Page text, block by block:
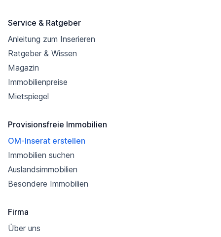
Service & Ratgeber
Anleitung zum Inserieren
Ratgeber & Wissen
Magazin
Immobilienpreise
Mietspiegel
Provisionsfreie Immobilien
OM-Inserat erstellen
Immobilien suchen
Auslandsimmobilien
Besondere Immobilien
Firma
Über uns